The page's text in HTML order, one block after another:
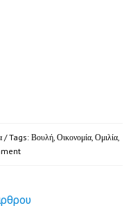
/ Tags: Βουλή, Οικονομία, Ομιλία,